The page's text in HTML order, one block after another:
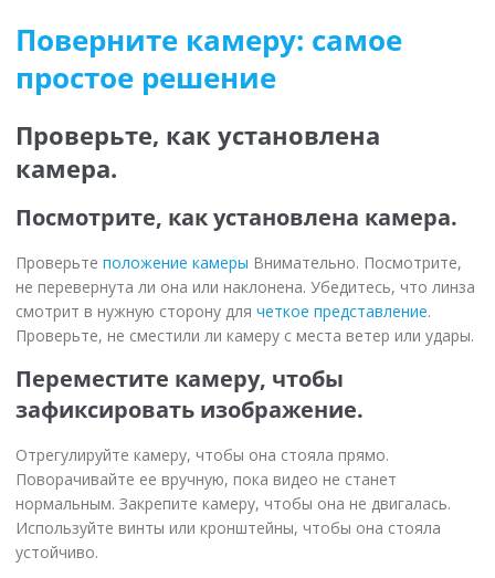
Поверните камеру: самое
простое решение
Проверьте, как установлена
камера.
Посмотрите, как установлена камера.
Проверьте положение камеры Внимательно. Посмотрите,
не перевернута ли она или наклонена. Убедитесь, что линза
смотрит в нужную сторону для четкое представление.
Проверьте, не сместили ли камеру с места ветер или удары.
Переместите камеру, чтобы
зафиксировать изображение.
Отрегулируйте камеру, чтобы она стояла прямо.
Поворачивайте ее вручную, пока видео не станет
нормальным. Закрепите камеру, чтобы она не двигалась.
Используйте винты или кронштейны, чтобы она стояла
устойчиво.